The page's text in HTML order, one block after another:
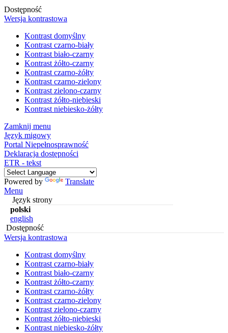
Dostępność
Wersja kontrastowa
Kontrast domyślny
Kontrast czarno-biały
Kontrast biało-czarny
Kontrast żółto-czarny
Kontrast czarno-żółty
Kontrast czarno-zielony
Kontrast zielono-czarny
Kontrast żółto-niebieski
Kontrast niebiesko-żółty
Zamknij menu
Język migowy
Portal Niepełnosprawność
Deklaracja dostępności
ETR - tekst
Powered by
Translate
Menu
Język strony
polski
english
Dostępność
Wersja kontrastowa
Kontrast domyślny
Kontrast czarno-biały
Kontrast biało-czarny
Kontrast żółto-czarny
Kontrast czarno-żółty
Kontrast czarno-zielony
Kontrast zielono-czarny
Kontrast żółto-niebieski
Kontrast niebiesko-żółty